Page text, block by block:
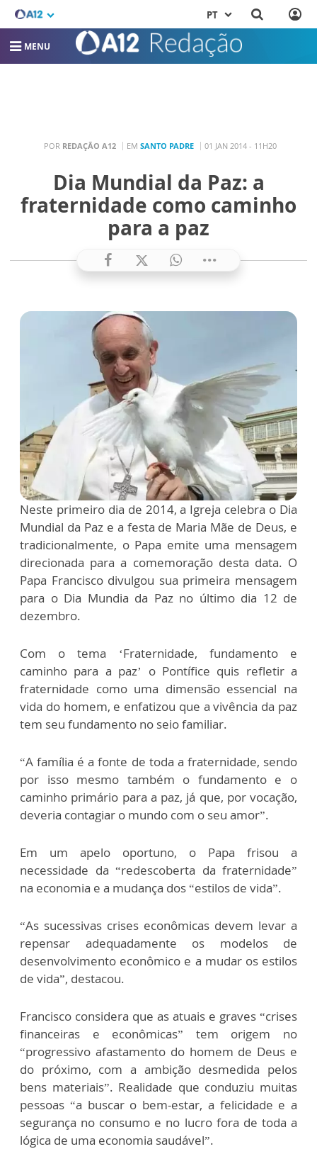
PT
MENU
POR REDAÇÃO A12 EM SANTO PADRE 01 JAN 2014 - 11H20
Dia Mundial da Paz: a
fraternidade como caminho
para a paz
Neste primeiro dia de 2014, a Igreja celebra o Dia
Mundial da Paz e a festa de Maria Mãe de Deus, e
tradicionalmente, o Papa emite uma mensagem
direcionada para a comemoração desta data. O
Papa Francisco divulgou sua primeira mensagem
para o Dia Mundia da Paz no último dia 12 de
dezembro.
Com o tema ‘Fraternidade, fundamento e
caminho para a paz’ o Pontífice quis refletir a
fraternidade como uma dimensão essencial na
vida do homem, e enfatizou que a vivência da paz
tem seu fundamento no seio familiar.
“A família é a fonte de toda a fraternidade, sendo
por isso mesmo também o fundamento e o
caminho primário para a paz, já que, por vocação,
deveria contagiar o mundo com o seu amor”.
Em um apelo oportuno, o Papa frisou a
necessidade da “redescoberta da fraternidade”
na economia e a mudança dos “estilos de vida”.
“As sucessivas crises econômicas devem levar a
repensar adequadamente os modelos de
desenvolvimento econômico e a mudar os estilos
de vida”, destacou.
Francisco considera que as atuais e graves “crises
financeiras e econômicas” tem origem no
“progressivo afastamento do homem de Deus e
do próximo, com a ambição desmedida pelos
bens materiais”. Realidade que conduziu muitas
pessoas “a buscar o bem-estar, a felicidade e a
segurança no consumo e no lucro fora de toda a
lógica de uma economia saudável”.